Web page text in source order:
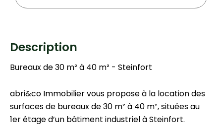
Description
Bureaux de 30 m² à 40 m² - Steinfort
abri&co Immobilier vous propose à la location des
surfaces de bureaux de 30 m² à 40 m², situées au
1er étage d’un bâtiment industriel à Steinfort.